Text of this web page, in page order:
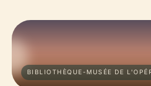
BIBLIOTHÈQUE-MUSÉE DE